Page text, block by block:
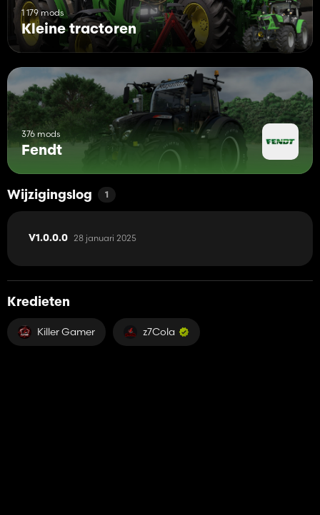
1 179 mods
Kleine tractoren
376 mods
Fendt
Wijzigingslog 1
V1.0.0.0 28 januari 2025
Kredieten
Killer Gamer z7Cola